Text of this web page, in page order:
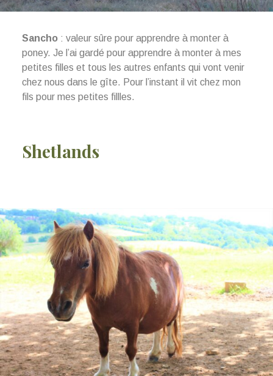
Sancho : valeur sûre pour apprendre à monter à
poney. Je l’ai gardé pour apprendre à monter à mes
petites filles et tous les autres enfants qui vont venir
chez nous dans le gîte. Pour l’instant il vit chez mon
fils pour mes petites fillles.
Shetlands